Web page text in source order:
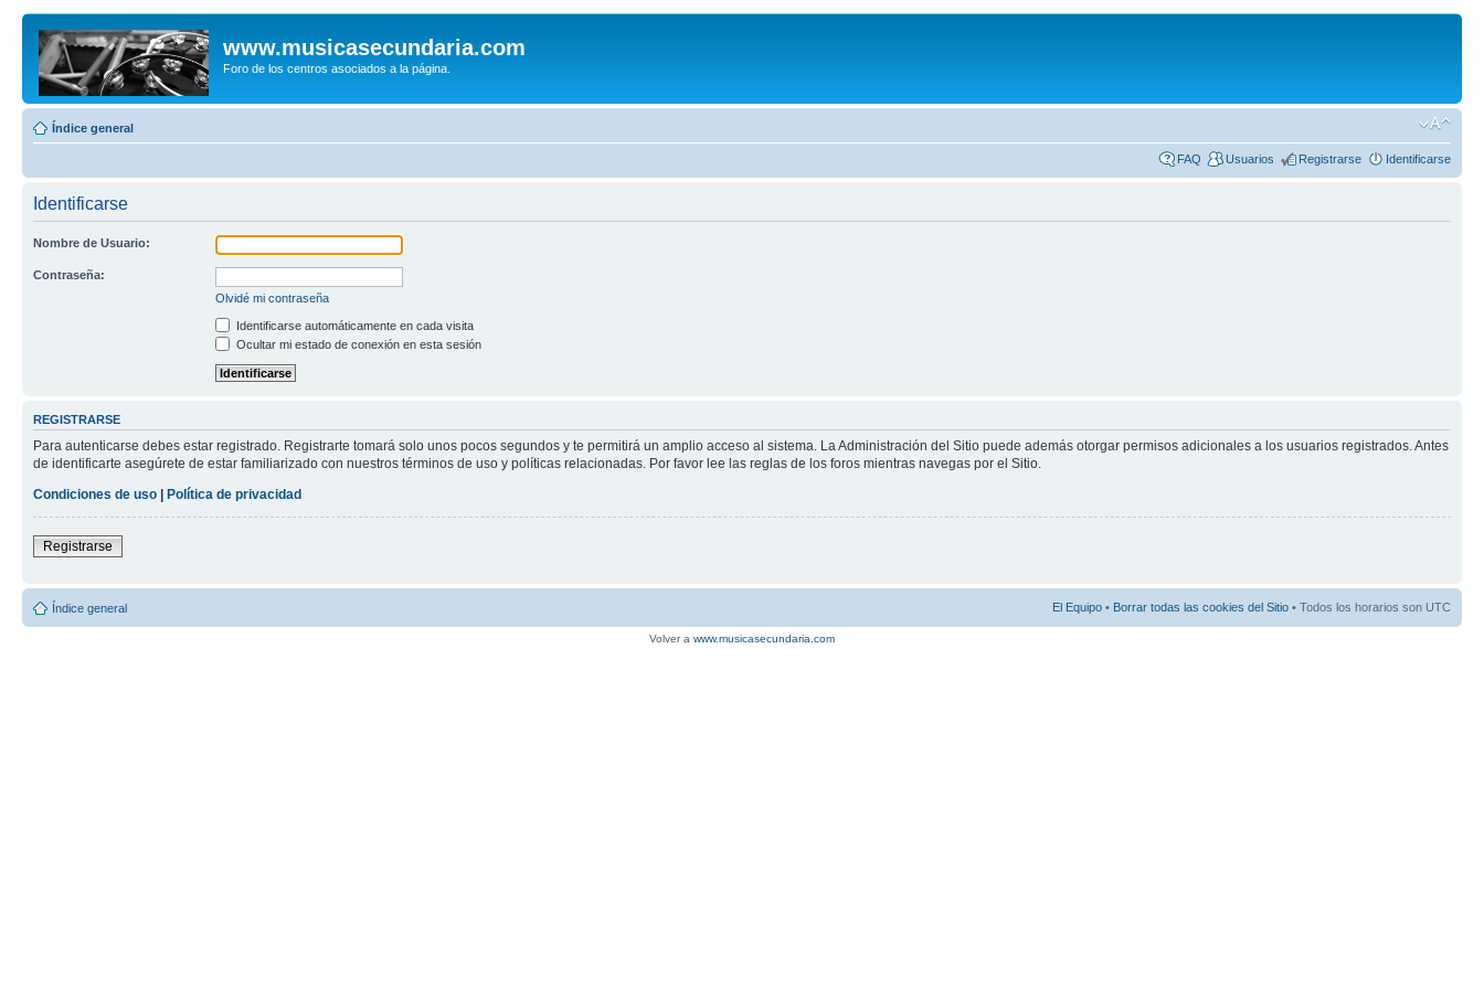
www.musicasecundaria.com
Foro de los centros asociados a la página.
Índice general
FAQ Usuarios Registrarse Identificarse
Identificarse
Nombre de Usuario:
Contraseña:
Olvidé mi contraseña
Identificarse automáticamente en cada visita
Ocultar mi estado de conexión en esta sesión
REGISTRARSE
Para autenticarse debes estar registrado. Registrarte tomará solo unos pocos segundos y te permitirá un amplio acceso al sistema. La Administración del Sitio puede además otorgar permisos adicionales a los usuarios registrados. Antes
de identificarte asegúrete de estar familiarizado con nuestros términos de uso y políticas relacionadas. Por favor lee las reglas de los foros mientras navegas por el Sitio.
Condiciones de uso | Política de privacidad
Registrarse
Índice general El Equipo • Borrar todas las cookies del Sitio • Todos los horarios son UTC
Volver a www.musicasecundaria.com